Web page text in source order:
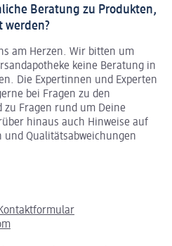
Beratung zu Produkten,
werden?
am Herzen. Wir bitten um
keine Beratung in
Die Expertinnen und Experten
bei Fragen zu den
zu Fragen rund um Deine
hinaus auch Hinweise auf
Qualitätsabweichungen